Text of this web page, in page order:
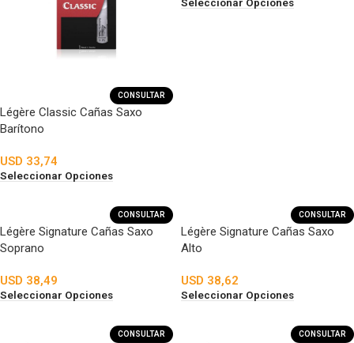
CONSULTAR
Légère Classic Cañas Saxo
Barítono
USD 33,74
Seleccionar Opciones
CONSULTAR
Légère Signature Cañas Saxo
Soprano
USD 38,49
Seleccionar Opciones
CONSULTAR
Légère Signature Cañas Saxo
Alto
USD 38,62
Seleccionar Opciones
CONSULTAR CONSULTAR